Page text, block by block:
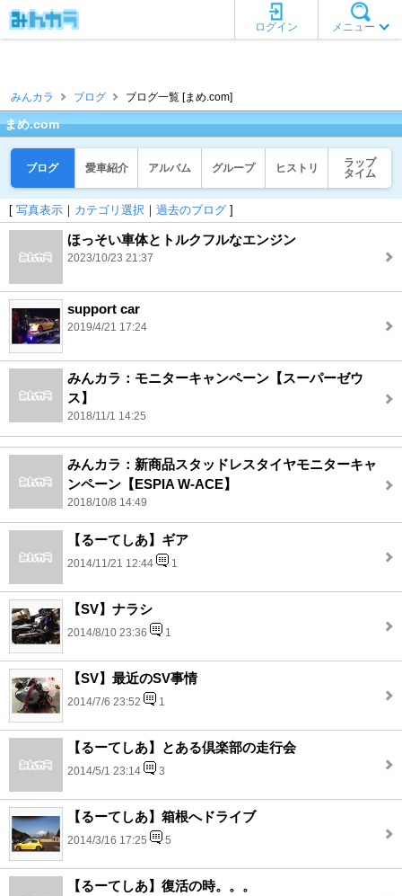
メニュー
ログイン
みんカラ ブログ ブログ一覧 [まめ.com]
まめ.com
ブログ 愛車紹介 アルバム グループ ヒストリ
ラップ
タイム
[ 写真表示 ｜ カテゴリ選択 ｜ 過去のブログ ]
ほっそい車体とトルクフルなエンジン
2023/10/23 21:37
support car
2019/4/21 17:24
みんカラ：モニターキャンペーン【スーパーゼウ
ス】
2018/11/1 14:25
みんカラ：新商品スタッドレスタイヤモニターキャ
ンペーン【ESPIA W-ACE】
2018/10/8 14:49
【るーてしあ】ギア
2014/11/21 12:44 1
【SV】ナラシ
2014/8/10 23:36 1
【SV】最近のSV事情
2014/7/6 23:52 1
【るーてしあ】とある倶楽部の走行会
2014/5/1 23:14 3
【るーてしあ】箱根へドライブ
2014/3/16 17:25 5
【るーてしあ】復活の時。。。